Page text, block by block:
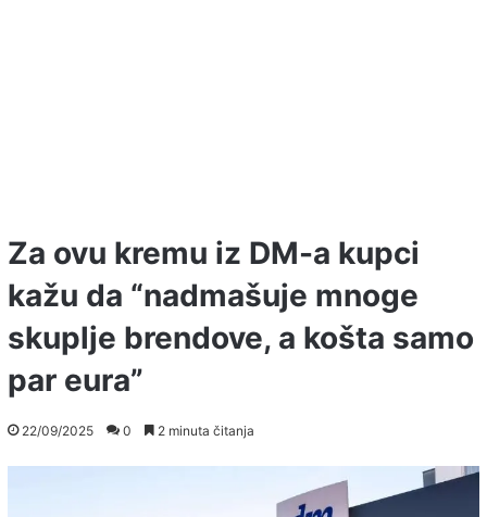
Za ovu kremu iz DM-a kupci
kažu da “nadmašuje mnoge
skuplje brendove, a košta samo
par eura”
22/09/2025 0 2 minuta čitanja